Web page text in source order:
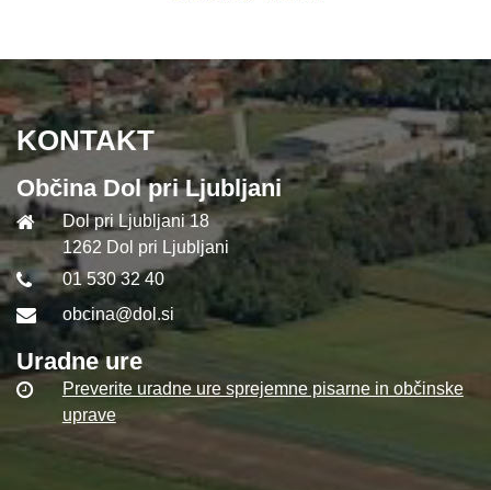
KONTAKT
Občina Dol pri Ljubljani
Dol pri Ljubljani 18
1262 Dol pri Ljubljani
01 530 32 40
obcina@dol.si
Uradne ure
Preverite uradne ure sprejemne pisarne in občinske
uprave